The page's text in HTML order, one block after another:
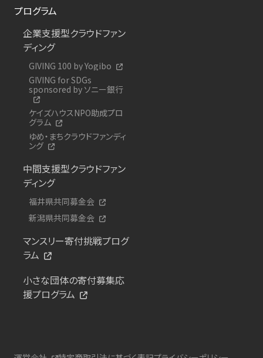
プログラム
企業支援型クラウドファン
ディング
GIVING 100 by Yogibo
GIVING for SDGs
sponsored by ソニー銀行
ケイズハウスNPO助成プロ
グラム
ゆめ・まちクラウドファンディ
ング
中間支援型クラウドファン
ディング
福井県共同募金会
新潟県共同募金会
マンスリー寄付挑戦プログ
ラム
小さな団体の寄付募集応
援プログラム